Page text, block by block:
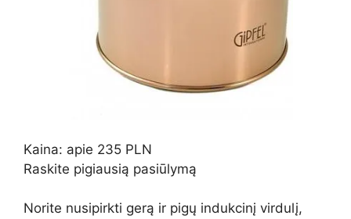
Kaina: apie 235 PLN
Raskite pigiausią pasiūlymą
Norite nusipirkti gerą ir pigų indukcinį virdulį,